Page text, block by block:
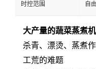
时控范围 自
大产量的蔬菜蒸煮机
杀青、漂烫、蒸煮
工荒的难题